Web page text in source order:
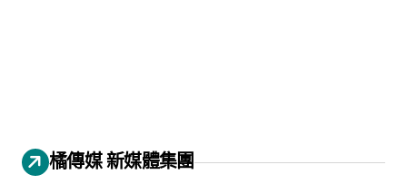
橘傳媒 新媒體集團